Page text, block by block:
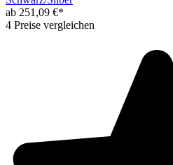
ab 251,09 €*
4 Preise vergleichen